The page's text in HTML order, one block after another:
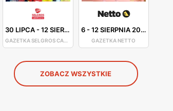
30 LIPCA-12 SIERPNIA 2026
GAZETKA SELGROS CASH&CARRY
6-12 SIERPNIA 2026
GAZETKA NETTO
ZOBACZ WSZYSTKIE